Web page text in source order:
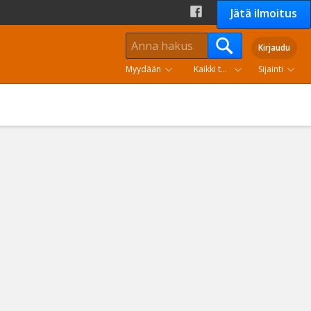
Jätä ilmoitus
Kirjaudu
Myydään
Kaikki tuoteryhmät Sijainti